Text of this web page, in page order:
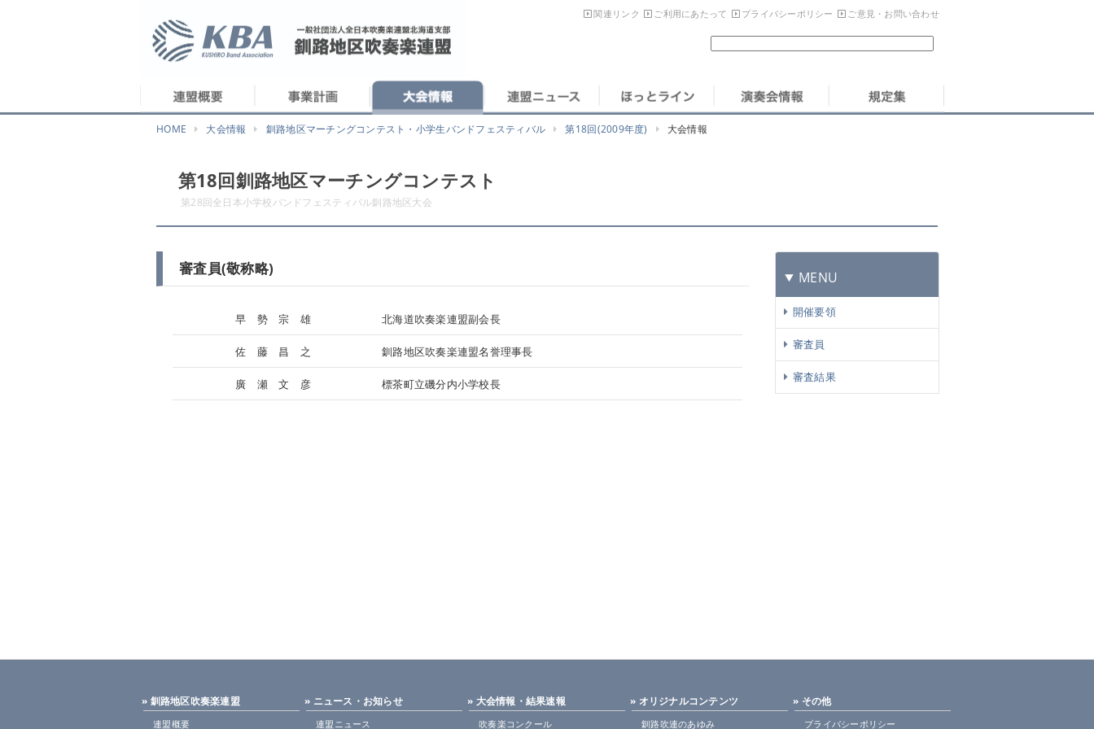
関連リンク ご利用にあたって プライバシーポリシー ご意見・お問い合わせ
HOME 大会情報 釧路地区マーチングコンテスト・小学生バンドフェスティバル 第18回(2009年度) 大会情報
第18回釧路地区マーチングコンテスト
第28回全日本小学校バンドフェスティバル釧路地区大会
MENU
開催要領
審査員
審査結果
審査員(敬称略)
早 勢 宗 雄 北海道吹奏楽連盟副会長
佐 藤 昌 之 釧路地区吹奏楽連盟名誉理事長
廣 瀬 文 彦 標茶町立磯分内小学校長
» 釧路地区吹奏楽連盟
連盟概要
» ニュース・お知らせ
連盟ニュース
» 大会情報・結果速報
吹奏楽コンクール
» オリジナルコンテンツ
釧路吹連のあゆみ
» その他
プライバシーポリシー